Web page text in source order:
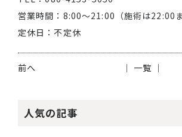
営業時間：8:00～21:00（施術は22:00ま
定休日：不定休
前へ │ 一覧 │
人気の記事